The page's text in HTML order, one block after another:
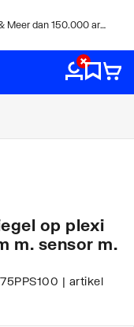
De expert sinds 1918 & Meer dan 150.000 artikelen
op plexi
m. sensor m.
| artikel